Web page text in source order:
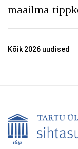
maailma
Kõik 2026 uudised